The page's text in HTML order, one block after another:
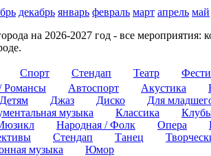
декабрь январь февраль март апрель май
на 2026-2027 год - все
Спорт Стендап Театр
Романсы Автоспорт Акустика
Детям Джаз Диско Для
музыка Классика
Народная / Фолк Опера
Стендап Танец
музыка Юмор